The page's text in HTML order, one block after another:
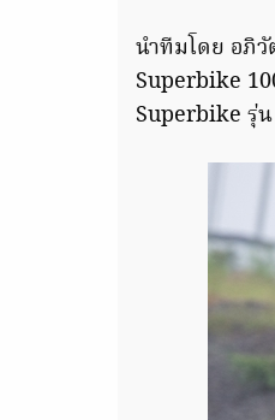
นำทีมโดย อภิ
Superbike
Superbike รุ่